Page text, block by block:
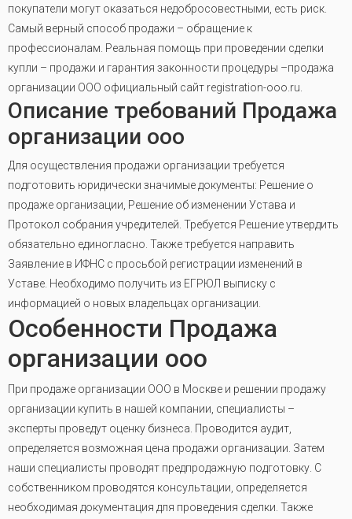
покупатели могут оказаться недобросовестными, есть риск.
Самый верный способ продажи – обращение к
профессионалам. Реальная помощь при проведении сделки
купли – продажи и гарантия законности процедуры –продажа
организации ООО официальный сайт registration-ooo.ru.
Описание требований Продажа
организации ооо
Для осуществления продажи организации требуется
подготовить юридически значимые документы: Решение о
продаже организации, Решение об изменении Устава и
Протокол собрания учредителей. Требуется Решение утвердить
обязательно единогласно. Также требуется направить
Заявление в ИФНС с просьбой регистрации изменений в
Уставе. Необходимо получить из ЕГРЮЛ выписку с
информацией о новых владельцах организации.
Особенности Продажа
организации ооо
При продаже организации ООО в Москве и решении продажу
организации купить в нашей компании, специалисты –
эксперты проведут оценку бизнеса. Проводится аудит,
определяется возможная цена продажи организации. Затем
наши специалисты проводят предпродажную подготовку. С
собственником проводятся консультации, определяется
необходимая документация для проведения сделки. Также